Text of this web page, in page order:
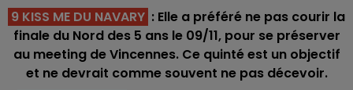
9 KISS ME DU NAVARY : Elle a préféré ne pas courir la
finale du Nord des 5 ans le 09/11, pour se préserver
au meeting de Vincennes. Ce quinté est un objectif
et ne devrait comme souvent ne pas décevoir.